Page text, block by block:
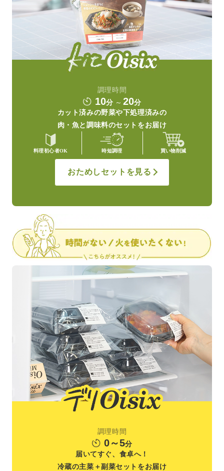
調理時間
10分 ～ 20分
カット済みの野菜や下処理済みの
肉・魚と調味料のセットをお届け
料理初心者OK 時短調理 買い物削減
おためしセットを見る
調理時間
0～5分
届いてすぐ、食卓へ！
冷蔵の主菜＋副菜セットをお届け